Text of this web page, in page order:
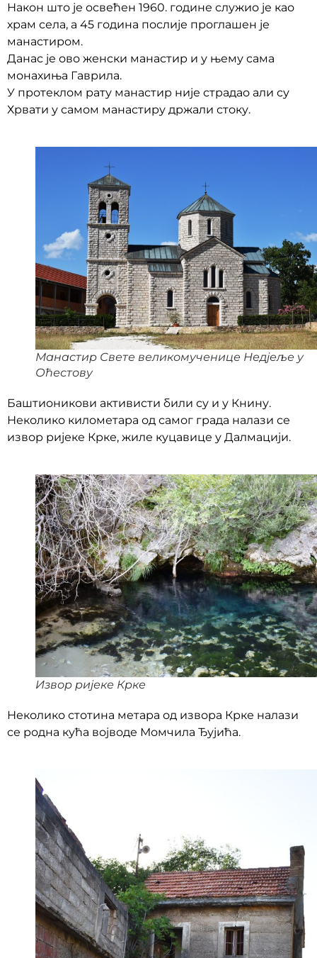
Након што је освећен 1960. године служио је као
храм села, а 45 година послије проглашен је
манастиром.
Данас је ово женски манастир и у њему сама
монахиња Гаврила.
У протеклом рату манастир није страдао али су
Хрвати у самом манастиру држали стоку.
Манастир Свете великомученице Недјеље у
Оћестову
Баштионикови активисти били су и у Книну.
Неколико километара од самог града налази се
извор ријеке Крке, жиле куцавице у Далмацији.
Извор ријеке Крке
Неколико стотина метара од извора Крке налази
се родна кућа војводе Момчила Ђујића.